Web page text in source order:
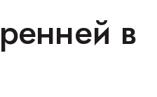
в